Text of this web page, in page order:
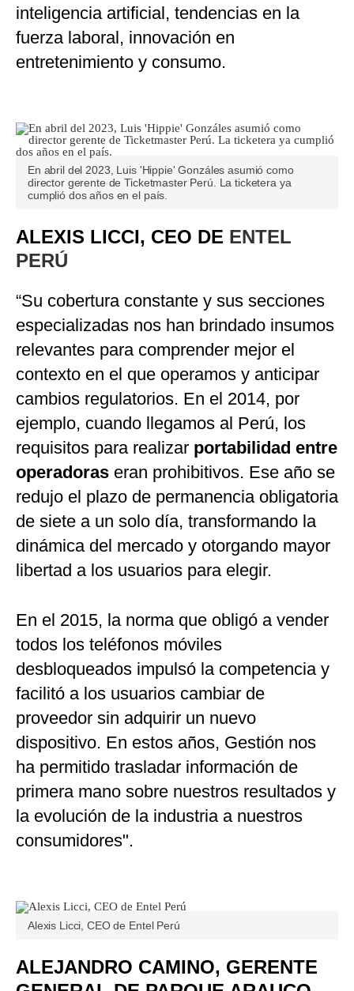
inteligencia artificial, tendencias en la
fuerza laboral, innovación en
entretenimiento y consumo.
En abril del 2023, Luis 'Hippie' Gonzáles asumió como
director gerente de Ticketmaster Perú. La ticketera ya
cumplió dos años en el país.
ALEXIS LICCI, CEO DE ENTEL
PERÚ
“Su cobertura constante y sus secciones
especializadas nos han brindado insumos
relevantes para comprender mejor el
contexto en el que operamos y anticipar
cambios regulatorios. En el 2014, por
ejemplo, cuando llegamos al Perú, los
requisitos para realizar portabilidad entre
operadoras eran prohibitivos. Ese año se
redujo el plazo de permanencia obligatoria
de siete a un solo día, transformando la
dinámica del mercado y otorgando mayor
libertad a los usuarios para elegir.
En el 2015, la norma que obligó a vender
todos los teléfonos móviles
desbloqueados impulsó la competencia y
facilitó a los usuarios cambiar de
proveedor sin adquirir un nuevo
dispositivo. En estos años, Gestión nos
ha permitido trasladar información de
primera mano sobre nuestros resultados y
la evolución de la industria a nuestros
consumidores".
Alexis Licci, CEO de Entel Perú
ALEJANDRO CAMINO, GERENTE